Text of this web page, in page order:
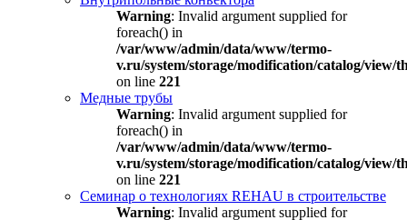
Warning: Invalid argument supplied for
foreach() in
/var/www/admin/data/www/termo-
v.ru/system/storage/modification/catalog/view/
on line 221
Медные трубы
Warning: Invalid argument supplied for
foreach() in
/var/www/admin/data/www/termo-
v.ru/system/storage/modification/catalog/view/
on line 221
Семинар о технологиях REHAU в строительстве
Warning: Invalid argument supplied for